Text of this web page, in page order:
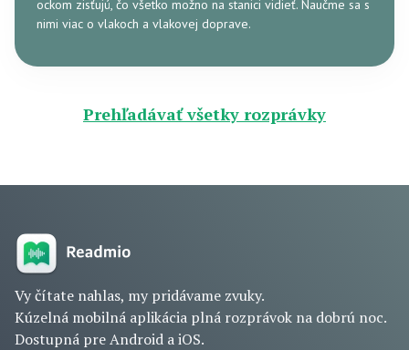
ockom zisťujú, čo všetko možno na stanici vidieť. Naučme sa s
nimi viac o vlakoch a vlakovej doprave.
Prehľadávať všetky rozprávky
Vy čítate nahlas, my pridávame zvuky.
Kúzelná mobilná aplikácia plná rozprávok na dobrú noc.
Dostupná pre Android a iOS.